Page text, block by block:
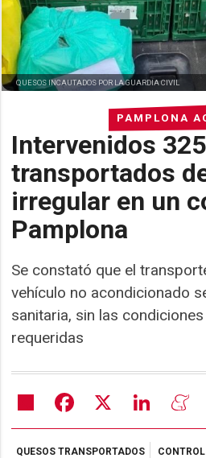
PAMPLONA
Intervenidos
transportados
irregular en un
Pamplona
Se constató que el
vehículo no acondicionado
sanitaria, sin las
requeridas
QUESOS INCAUTADOS POR LA GUARDIA CIVIL
Share Facebook LinkedIn
QUESOS TRANSPORTADOS CONTROL